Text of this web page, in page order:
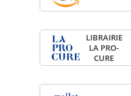
LIBRAI­RIE
LA PRO­
CURE